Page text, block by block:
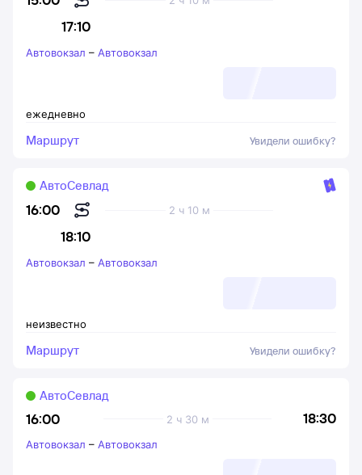
17:10
ежедневно
Автовокзал – Автовокзал
Маршрут Увидели ошибку?
16:00
18:10
2 ч 10 м
АвтоСевлад
неизвестно
Автовокзал – Автовокзал
Маршрут Увидели ошибку?
16:00 18:30
2 ч 30 м
АвтоСевлад
Автовокзал – Автовокзал